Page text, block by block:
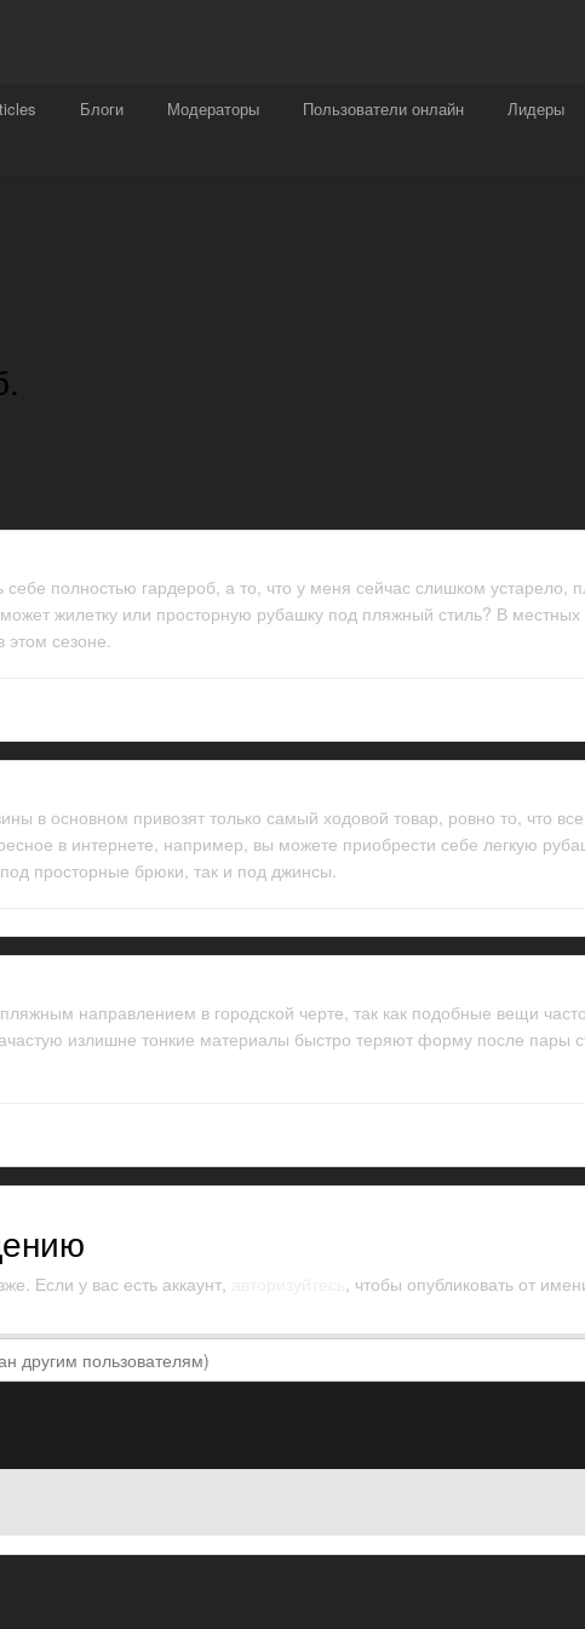
Блоги Модераторы Пользователи онлайн Лидеры
Награды Чат Больше
полностью гардероб, а то, что у меня сейчас слишком устарело,
жилетку или просторную рубашку под пляжный стиль? В местных
этом сезоне.
в основном привозят только самый ходовой товар, ровно то, что
в интернете, например, вы можете приобрести себе легкую
просторные брюки, так и под джинсы.
направлением в городской черте, так как подобные вещи
излишне тонкие материалы быстро теряют форму после пары
Если у вас есть аккаунт, , чтобы опубликовать от